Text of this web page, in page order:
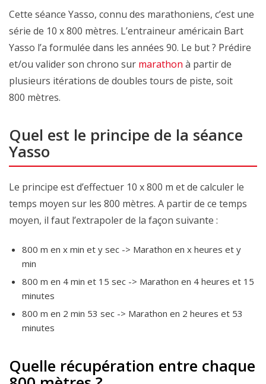
Cette séance Yasso, connu des marathoniens, c’est une
série de 10 x 800 mètres. L’entraineur américain Bart
Yasso l’a formulée dans les années 90. Le but ? Prédire
et/ou valider son chrono sur marathon à partir de
plusieurs itérations de doubles tours de piste, soit
800 mètres.
Quel est le principe de la séance
Yasso
Le principe est d’effectuer 10 x 800 m et de calculer le
temps moyen sur les 800 mètres. A partir de ce temps
moyen, il faut l’extrapoler de la façon suivante :
800 m en x min et y sec -> Marathon en x heures et y
min
800 m en 4 min et 15 sec -> Marathon en 4 heures et 15
minutes
800 m en 2 min 53 sec -> Marathon en 2 heures et 53
minutes
Quelle récupération entre chaque